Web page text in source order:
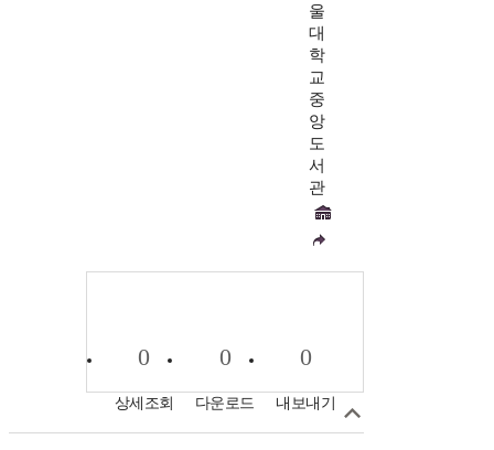
울
대
학
교
중
앙
도
서
관
0
상세조회
0
다운로드
0
내보내기